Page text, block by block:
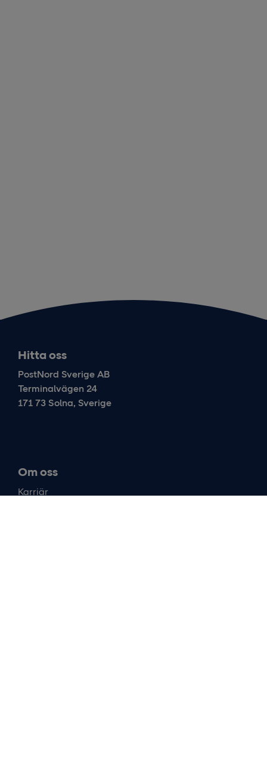
Hitta oss
PostNord Sverige AB
Terminalvägen 24
171 73 Solna, Sverige
Om oss
Karriär